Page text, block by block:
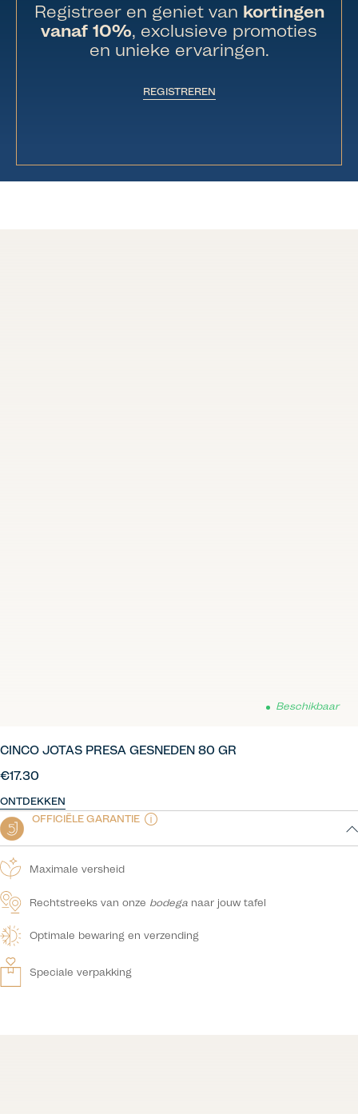
Registreer en geniet van kortingen
vanaf 10%, exclusieve promoties
en unieke ervaringen.
REGISTREREN
Beschikbaar
CINCO JOTAS PRESA GESNEDEN 80 GR
€17.30
ONTDEKKEN
OFFICIËLE GARANTIE
Maximale versheid
Rechtstreeks van onze bodega naar jouw tafel
Optimale bewaring en verzending
Speciale verpakking